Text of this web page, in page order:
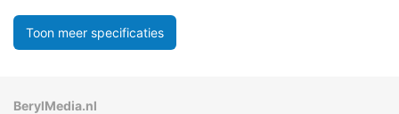
Toon meer specificaties
BerylMedia.nl